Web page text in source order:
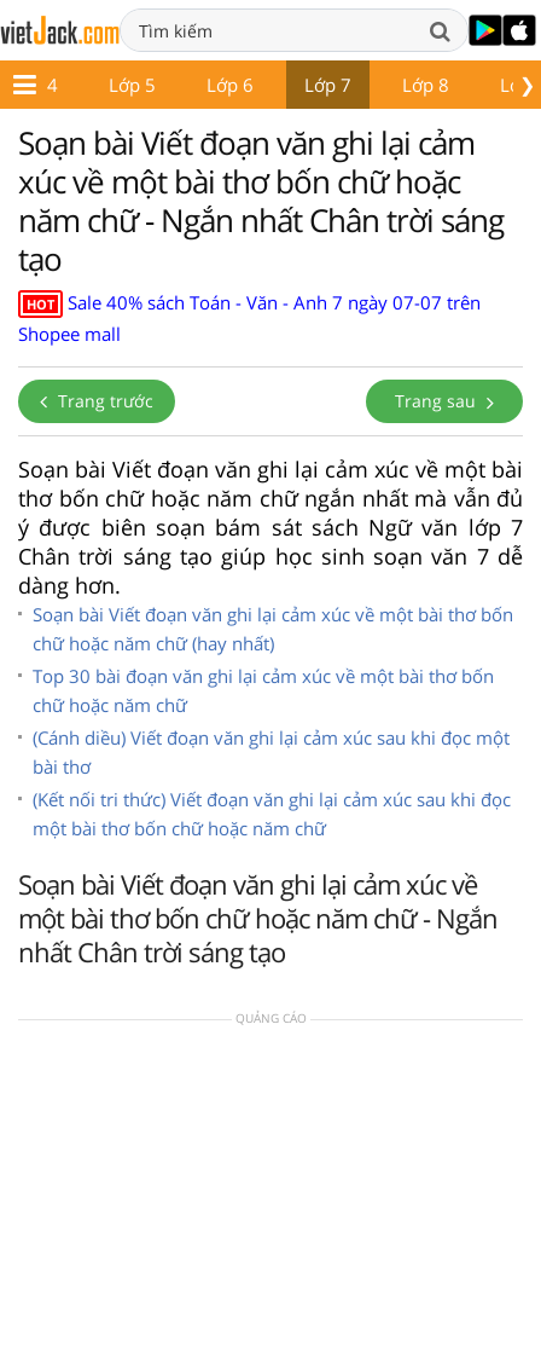
❯
Lớp 4 Lớp 5 Lớp 6 Lớp 7 Lớp 8 Lớp
Soạn bài Viết đoạn văn ghi lại cảm
xúc về một bài thơ bốn chữ hoặc
năm chữ - Ngắn nhất Chân trời sáng
tạo
HOT
Sale 40% sách Toán - Văn - Anh 7 ngày 07-07 trên
Shopee mall
Trang trước Trang sau
Soạn bài Viết đoạn văn ghi lại cảm xúc về một bài
thơ bốn chữ hoặc năm chữ ngắn nhất mà vẫn đủ
ý được biên soạn bám sát sách Ngữ văn lớp 7
Chân trời sáng tạo giúp học sinh soạn văn 7 dễ
dàng hơn.
Soạn bài Viết đoạn văn ghi lại cảm xúc về một bài thơ bốn
chữ hoặc năm chữ (hay nhất)
Top 30 bài đoạn văn ghi lại cảm xúc về một bài thơ bốn
chữ hoặc năm chữ
(Cánh diều) Viết đoạn văn ghi lại cảm xúc sau khi đọc một
bài thơ
(Kết nối tri thức) Viết đoạn văn ghi lại cảm xúc sau khi đọc
một bài thơ bốn chữ hoặc năm chữ
Soạn bài Viết đoạn văn ghi lại cảm xúc về
một bài thơ bốn chữ hoặc năm chữ - Ngắn
nhất Chân trời sáng tạo
QUẢNG CÁO